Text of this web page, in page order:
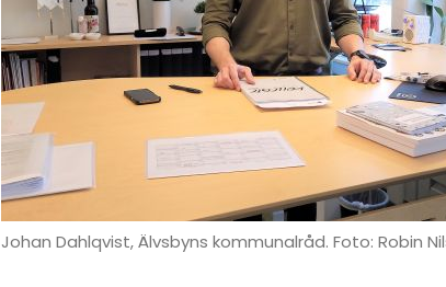
Johan Dahlqvist, Älvsbyns kommunalråd. Foto: Robin